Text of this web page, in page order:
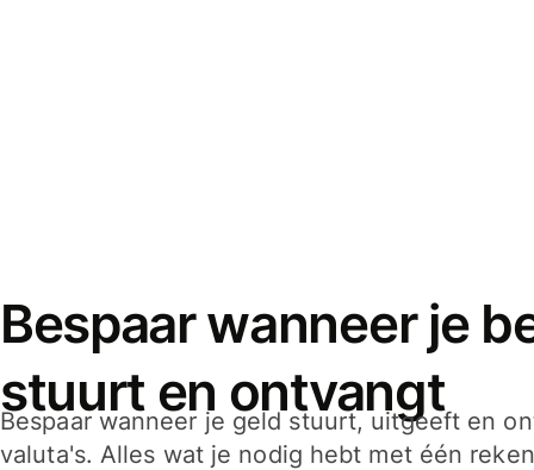
Bespaar wanneer je
stuurt en ontvangt
Bespaar wanneer je geld stuurt, uitgeeft en
valuta's. Alles wat je nodig hebt met één